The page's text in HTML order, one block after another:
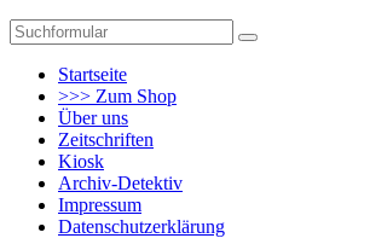
Suchen
Startseite
>>> Zum Shop
Über uns
Zeitschriften
Kiosk
Archiv-Detektiv
Impressum
Datenschutzerklärung